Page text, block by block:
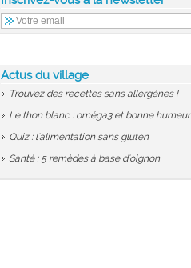
Actus du village
Trouvez des recettes sans allergènes !
Le thon blanc : oméga3 et bonne humeur
Quiz : l'alimentation sans gluten
Santé : 5 remèdes à base d'oignon